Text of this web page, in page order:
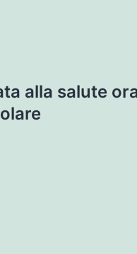
alla salute